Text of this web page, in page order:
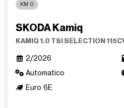
KM 0
SKODA Kamiq
KAMIQ 1.0 TSI SELECTION
2/2026
Automatico
Euro 6E